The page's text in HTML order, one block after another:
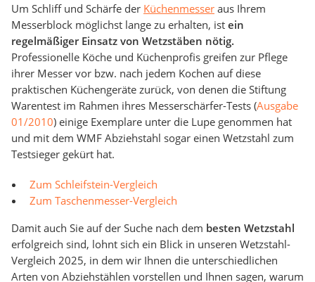
Um Schliff und Schärfe der Küchenmesser aus Ihrem
Messerblock möglichst lange zu erhalten, ist ein
regelmäßiger Einsatz von Wetzstäben nötig.
Professionelle Köche und Küchenprofis greifen zur Pflege
ihrer Messer vor bzw. nach jedem Kochen auf diese
praktischen Küchengeräte zurück, von denen die Stiftung
Warentest im Rahmen ihres Messerschärfer-Tests (Ausgabe
01/2010) einige Exemplare unter die Lupe genommen hat
und mit dem WMF Abziehstahl sogar einen Wetzstahl zum
Testsieger gekürt hat.
Zum Schleifstein-Vergleich
Zum Taschenmesser-Vergleich
Damit auch Sie auf der Suche nach dem besten Wetzstahl
erfolgreich sind, lohnt sich ein Blick in unseren Wetzstahl-
Vergleich 2025, in dem wir Ihnen die unterschiedlichen
Arten von Abziehstählen vorstellen und Ihnen sagen, warum